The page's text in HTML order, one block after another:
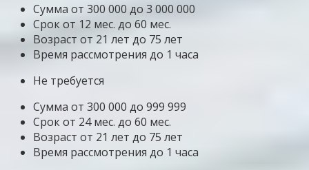
Сумма от 300 000 до 3 000 000
Срок от 12 мес. до 60 мес.
Возраст от 21 лет до 75 лет
Время рассмотрения до 1 часа
Не требуется
Сумма от 300 000 до 999 999
Срок от 24 мес. до 60 мес.
Возраст от 21 лет до 75 лет
Время рассмотрения до 1 часа